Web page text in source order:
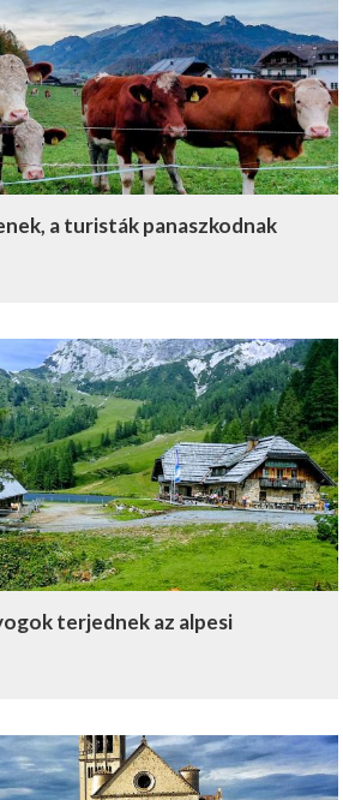
a turisták panaszkodnak
terjednek az alpesi